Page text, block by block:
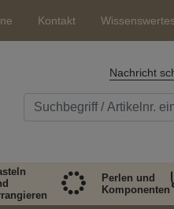
Kontakt Wissenswertes
Nachricht
Perlen und
Komponenten